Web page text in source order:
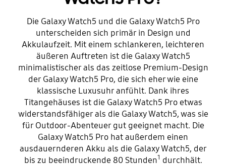
Die Galaxy Watch5 und die Galaxy Watch5 Pro
unterscheiden sich primär in Design und
Akkulaufzeit. Mit einem schlankeren, leichteren
äußeren Auftreten ist die Galaxy Watch5
minimalistischer als das zeitlose Premium-Design
der Galaxy Watch5 Pro, die sich eher wie eine
klassische Luxusuhr anfühlt. Dank ihres
Titangehäuses ist die Galaxy Watch5 Pro etwas
widerstandsfähiger als die Galaxy Watch5, was sie
für Outdoor-Abenteuer gut geeignet macht. Die
Galaxy Watch5 Pro hat außerdem einen
ausdauernderen Akku als die Galaxy Watch5, der
bis zu beeindruckende 80 Stunden1 durchhält.